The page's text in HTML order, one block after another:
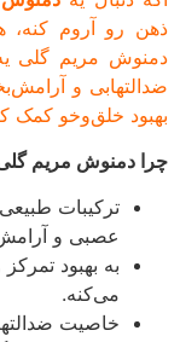
رو آروم کنه، هم
مریم گلی یه
و
خلق‌وخو کمک کنه.
دمنوش مریم گلی
ترکیبات طبیعی
عصبی و آرامش
به بهبود تمرکز
می‌کنه.
خاصیت